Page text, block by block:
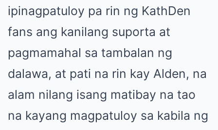
ipinagpatuloy pa rin ng KathDen
fans ang kanilang suporta at
pagmamahal sa tambalan ng
dalawa, at pati na rin kay Alden, na
alam nilang isang matibay na tao
na kayang magpatuloy sa kabila ng